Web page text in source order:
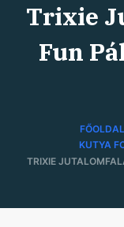
Trixie
Fun
FŐOLDAL
KUTYA
TRIXIE